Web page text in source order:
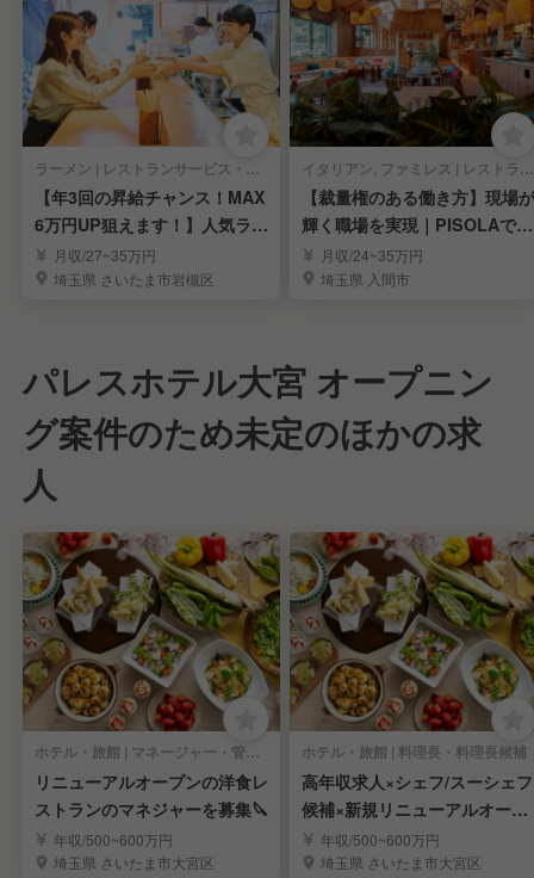
ラーメン | レストランサービス・ホールスタッフ
【年3回の昇給チャンス！MAX
6万円UP狙えます！】人気ラー
メンの社員募集
月収/27~35万円
埼玉県 さいたま市岩槻区
イタリアン, ファミレス | レストランサービス・ホールスタッフ
【裁量権のある働き方】現場が
輝く職場を実現｜PISOLAで店
長候補募集
月収/24~35万円
埼玉県 入間市
パレスホテル大宮 オープニン
グ案件のため未定のほかの求
人
ホテル・旅館 | マネージャー・管理職(料飲)
リニューアルオープンの洋食レ
ストランのマネジャーを募集🔪
年収/500~600万円
埼玉県 さいたま市大宮区
ホテル・旅館 | 料理長・料理長候補
高年収求人×シェフ/スーシェフ
候補×新規リニューアルオープ
ン🍳年収/500~600万円
埼玉県 さいたま市大宮区